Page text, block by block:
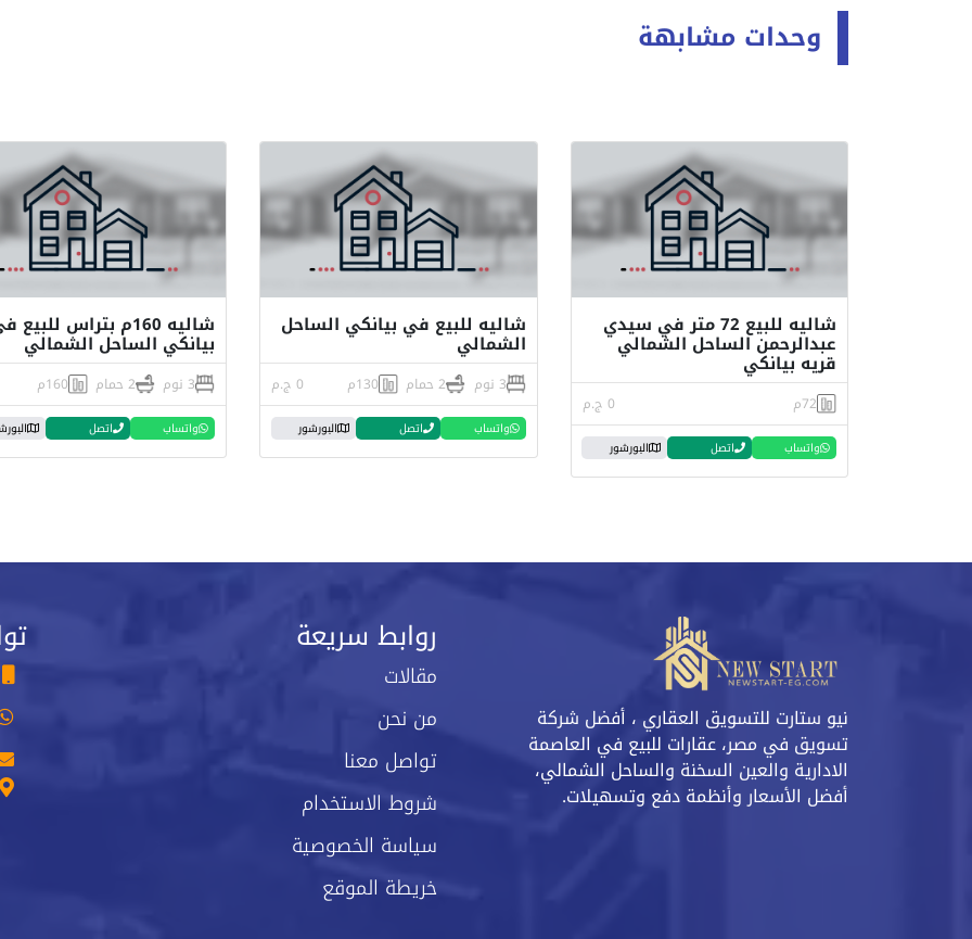
وحدات مشابهة
شاليه للبيع 72 متر في سيدي
عبدالرحمن الساحل الشمالي
قريه بيانكي
72م 0 ج.م
واتساب اتصل البورشور
شاليه للبيع في بيانكي الساحل
الشمالي
3 نوم 2 حمام 130م 0 ج.م
واتساب اتصل البورشور
شاليه 160م بتراس للبيع
بيانكي الساحل الشمالي
3 نوم 2 حمام 160م
واتساب اتصل
نيو ستارت للتسويق العقاري ، أفضل شركة
تسويق في مصر، عقارات للبيع في العاصمة
الادارية والعين السخنة والساحل الشمالي،
أفضل الأسعار وأنظمة دفع وتسهيلات.
روابط سريعة
مقالات
من نحن
تواصل معنا
شروط الاستخدام
سياسة الخصوصية
خريطة الموقع